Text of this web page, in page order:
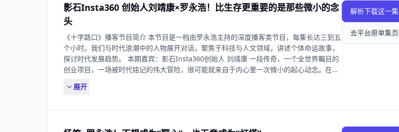
影石Insta360 创始人刘靖康×罗永浩！比生存更重要的是那些微小的念
头
《十字路口》播客节目简介 本节⽬是⼀档由罗永浩主持的深度播客类节⽬，每集长达三到五
个小时。我们与时代浪潮中的⼈物展开对话，聚焦于科技与⼈⽂领域，讲述个体命运故事，
探讨时代发展趋势。 本期嘉宾：影石Insta360创始人 刘靖康 一段传奇，一个全世界瞩目的
创业项目，一场被时代铭记的伟大冒险，很可能就来自于内心里一次微小的起心动念。在刘
的锋芒就藏不住了，他频频利用高超的计算机技术和天马行空的想法，制造出轰动校园乃至
细分场景里重新发明着相机，改变着人们记录生活的方式。他和他的公司都还很年轻，但他
展开
解析下载这一集
去平台原单集页